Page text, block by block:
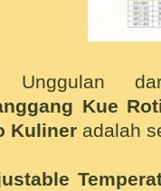
Unggulan
Kue
Kuliner adalah